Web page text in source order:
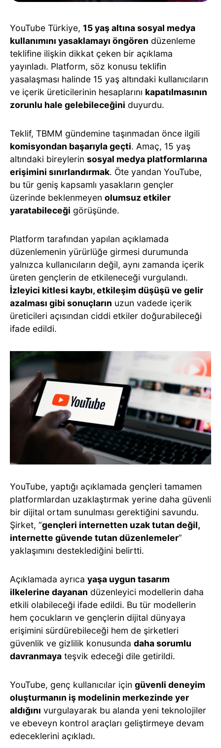
YouTube Türkiye, 15 yaş altına sosyal medya
kullanımını yasaklamayı öngören düzenleme
teklifine ilişkin dikkat çeken bir açıklama
yayınladı. Platform, söz konusu teklifin
yasalaşması halinde 15 yaş altındaki kullanıcıların
ve içerik üreticilerinin hesaplarını kapatılmasının
zorunlu hale gelebileceğini duyurdu.
Teklif, TBMM gündemine taşınmadan önce ilgili
komisyondan başarıyla geçti. Amaç, 15 yaş
altındaki bireylerin sosyal medya platformlarına
erişimini sınırlandırmak. Öte yandan YouTube,
bu tür geniş kapsamlı yasakların gençler
üzerinde beklenmeyen olumsuz etkiler
yaratabileceği görüşünde.
Platform tarafından yapılan açıklamada
düzenlemenin yürürlüğe girmesi durumunda
yalnızca kullanıcıların değil, aynı zamanda içerik
üreten gençlerin de etkileneceği vurgulandı.
İzleyici kitlesi kaybı, etkileşim düşüşü ve gelir
azalması gibi sonuçların uzun vadede içerik
üreticileri açısından ciddi etkiler doğurabileceği
ifade edildi.
YouTube, yaptığı açıklamada gençleri tamamen
platformlardan uzaklaştırmak yerine daha güvenli
bir dijital ortam sunulması gerektiğini savundu.
Şirket, “gençleri internetten uzak tutan değil,
internette güvende tutan düzenlemeler”
yaklaşımını desteklediğini belirtti.
Açıklamada ayrıca yaşa uygun tasarım
ilkelerine dayanan düzenleyici modellerin daha
etkili olabileceği ifade edildi. Bu tür modellerin
hem çocukların ve gençlerin dijital dünyaya
erişimini sürdürebileceği hem de şirketleri
güvenlik ve gizlilik konusunda daha sorumlu
davranmaya teşvik edeceği dile getirildi.
YouTube, genç kullanıcılar için güvenli deneyim
oluşturmanın iş modelinin merkezinde yer
aldığını vurgulayarak bu alanda yeni teknolojiler
ve ebeveyn kontrol araçları geliştirmeye devam
edeceklerini açıkladı.